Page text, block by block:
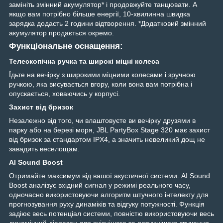
замініть змінний акумулятор* і продовжуйте танцювати. А
якщо вам потрібно більше енергії, 10-хвилинна швидка
зарядка додасть 2 години відтворення. *Додатковий змінний
акумулятор продається окремо.
Функціональне оснащення:
Телескопічна ручка та широкі міцні колеса
Їдьте на вечірку з широкими міцними колесами і зручною
ручкою, яка висувається вгору, коли вона вам потрібна і
опускається, ховаючись у корпусі.
Захист від бризок
Незалежно від того, чи влаштовуєте ви вечірку друзями в
парку або на березі моря, JBL PartyBox Stage 320 має захист
від бризок за стандартом IPX4, а значить невеликий дощ не
завадить веселощам.
AI Sound Boost
Отримайте максимум від вашої акустичної системи. AI Sound
Boost аналізує вхідний сигнал у режимі реального часу,
одночасно використовуючи алгоритм штучного інтелекту для
прогнозування руху динаміків та відгуку потужності. Функція
задіює весь потенціал системи, повністю використовуючи весь